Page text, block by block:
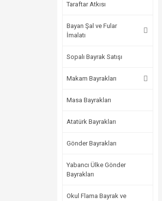
Taraftar Atkısı
Bayan Şal ve Fular
İmalatı
Sopalı Bayrak Satışı
Makam Bayrakları
Masa Bayrakları
Atatürk Bayrakları
Gönder Bayrakları
Yabancı Ülke Gönder
Bayrakları
Okul Flama Bayrak ve